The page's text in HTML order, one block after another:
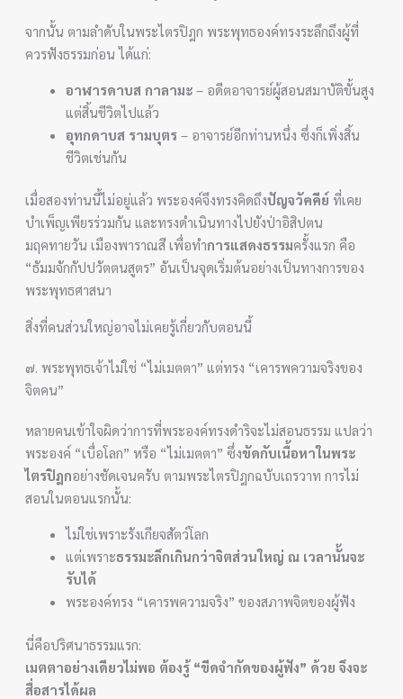
จากนั้น ตามลำดับในพระไตรปิฎก พระพุทธองค์ทรงระลึกถึงผู้ที่
ควรฟังธรรมก่อน ได้แก่:
อาฬารดาบส กาลามะ – อดีตอาจารย์ผู้สอนสมาบัติขั้นสูง
แต่สิ้นชีวิตไปแล้ว
อุทกดาบส รามบุตร – อาจารย์อีกท่านหนึ่ง ซึ่งก็เพิ่งสิ้น
ชีวิตเช่นกัน
เมื่อสองท่านนี้ไม่อยู่แล้ว พระองค์จึงทรงคิดถึงปัญจวัคคีย์ ที่เคย
บำเพ็ญเพียรร่วมกัน และทรงดำเนินทางไปยังป่าอิสิปตน
มฤคทายวัน เมืองพาราณสี เพื่อทำการแสดงธรรมครั้งแรก คือ
“ธัมมจักกัปปวัตตนสูตร” อันเป็นจุดเริ่มต้นอย่างเป็นทางการของ
พระพุทธศาสนา
สิ่งที่คนส่วนใหญ่อาจไม่เคยรู้เกี่ยวกับตอนนี้
๗. พระพุทธเจ้าไม่ใช่ “ไม่เมตตา” แต่ทรง “เคารพความจริงของ
จิตคน”
หลายคนเข้าใจผิดว่าการที่พระองค์ทรงดำริจะไม่สอนธรรม แปลว่า
พระองค์ “เบื่อโลก” หรือ “ไม่เมตตา” ซึ่งขัดกับเนื้อหาในพระ
ไตรปิฎกอย่างชัดเจนครับ ตามพระไตรปิฎกฉบับเถรวาท การไม่
สอนในตอนแรกนั้น:
ไม่ใช่เพราะรังเกียจสัตว์โลก
แต่เพราะธรรมะลึกเกินกว่าจิตส่วนใหญ่ ณ เวลานั้นจะ
รับได้
พระองค์ทรง “เคารพความจริง” ของสภาพจิตของผู้ฟัง
นี่คือปริศนาธรรมแรก:
เมตตาอย่างเดียวไม่พอ ต้องรู้ “ขีดจำกัดของผู้ฟัง” ด้วย จึงจะ
สื่อสารได้ผล